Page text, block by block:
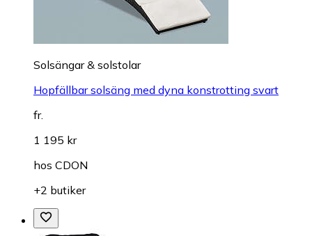
Solsängar & solstolar
Hopfällbar solsäng med dyna konstrotting svart
fr.
1 195 kr
hos CDON
+2 butiker